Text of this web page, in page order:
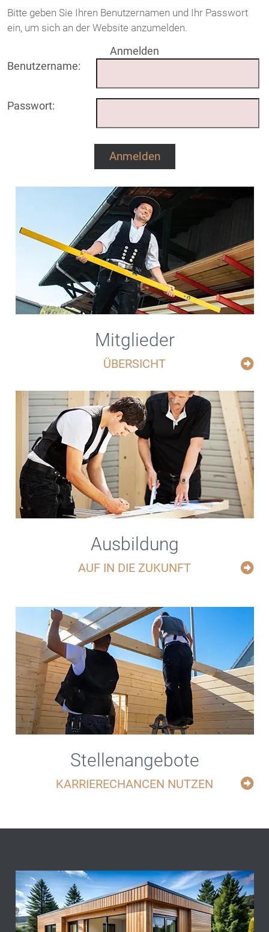
Bitte geben Sie Ihren Benutzernamen und Ihr Passwort
ein, um sich an der Website anzumelden.
Anmelden
Benutzername:
Passwort:
Mitglieder
ÜBERSICHT
Ausbildung
AUF IN DIE ZUKUNFT
Stellenangebote
KARRIERECHANCEN NUTZEN